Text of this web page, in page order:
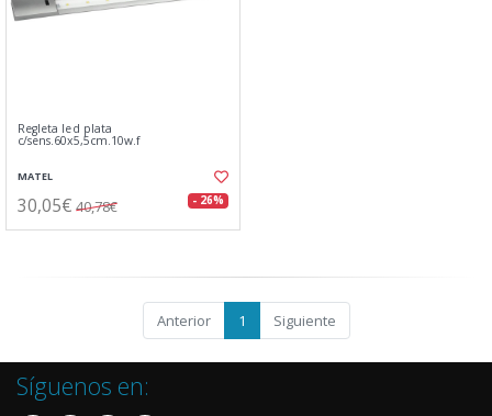
Regleta led plata
c/sens.60x5,5cm.10w.f
MATEL
30,05€ 40,78€ - 26%
Anterior 1 Siguiente
Síguenos en: